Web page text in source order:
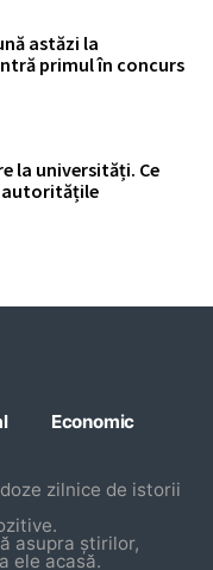
astăzi la
primul în concurs
la universități. Ce
autoritățile
Economic
zilnice de istorii
asupra știrilor,
ele acasă.